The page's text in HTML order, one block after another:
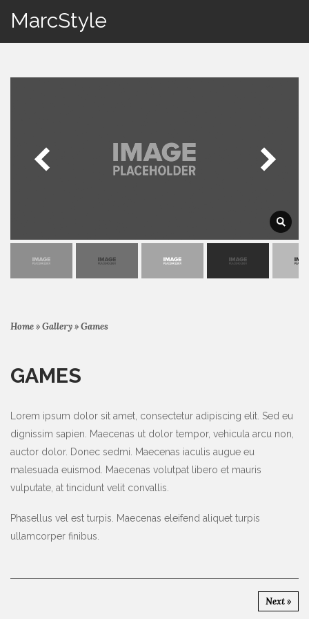
MarcStyle
Home»Gallery»Games
GAMES
Lorem ipsum dolor sit amet, consectetur adipiscing elit. Sed eu
dignissim sapien. Maecenas ut dolor tempor, vehicula arcu non,
auctor dolor. Donec sedmi. Maecenas iaculis augue eu
malesuada euismod. Maecenas volutpat libero et mauris
vulputate, at tincidunt velit convallis.
Phasellus vel est turpis. Maecenas eleifend aliquet turpis
ullamcorper finibus.
Next »